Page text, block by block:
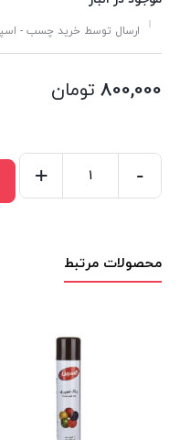
ارسال توسط خرید چسب -
800,000 تومان
کیلر
-
+
محصولات مرتبط